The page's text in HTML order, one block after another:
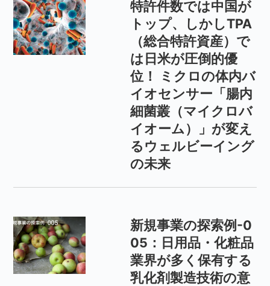
特許件数では中国が
トップ、しかしTPA
（総合特許資産）で
は日米が圧倒的優
位！ ミクロの体内バ
イオセンサー「腸内
細菌叢（マイクロバ
イオーム）」が変え
るウェルビーイング
の未来
新規事業の探索例-0
05：日用品・化粧品
業界が多く保有する
乳化剤製造技術の意